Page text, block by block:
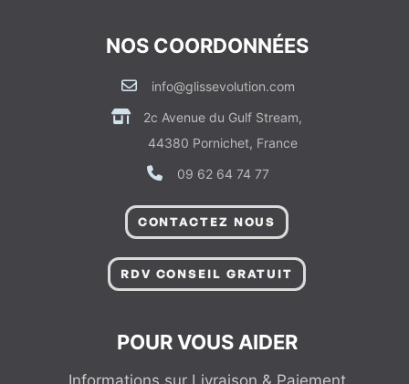
NOS COORDONNÉES
info@glissevolution.com
2c Avenue du Gulf Stream,
44380 Pornichet, France
09 62 64 74 77
CONTACTEZ NOUS
RDV CONSEIL GRATUIT
POUR VOUS AIDER
Informations sur Livraison & Paiement